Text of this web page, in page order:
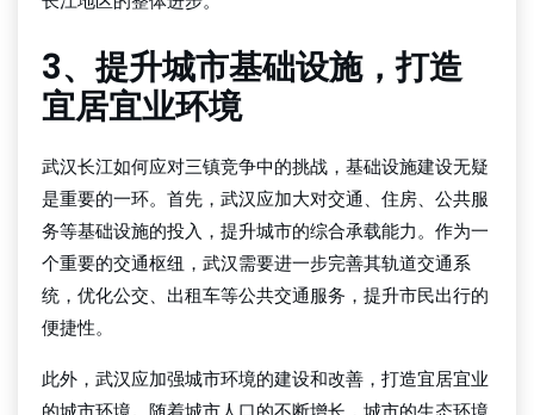
3、提升城市基础设施，打造
宜居宜业环境
武汉长江如何应对三镇竞争中的挑战，基础设施建设无疑
是重要的一环。首先，武汉应加大对交通、住房、公共服
务等基础设施的投入，提升城市的综合承载能力。作为一
个重要的交通枢纽，武汉需要进一步完善其轨道交通系
统，优化公交、出租车等公共交通服务，提升市民出行的
便捷性。
此外，武汉应加强城市环境的建设和改善，打造宜居宜业